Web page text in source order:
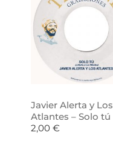
Javier Alerta y Los
Atlantes – Solo tú
2,00 €